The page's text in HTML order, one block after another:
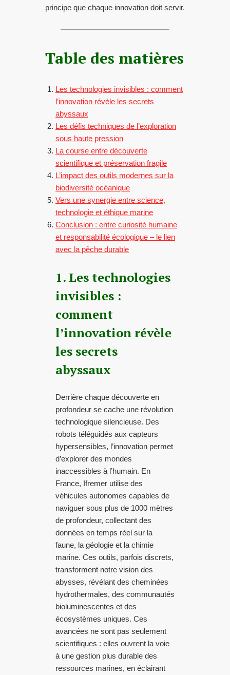
principe que chaque innovation doit servir.
Table des matières
Les technologies invisibles : comment
l’innovation révèle les secrets
abyssaux
Les défis techniques de l’exploration
sous haute pression
La course entre découverte
scientifique et préservation fragile
L’impact des outils modernes sur la
biodiversité océanique
Vers une synergie entre science,
technologie et éthique marine
Conclusion : entre curiosité humaine
et responsabilité écologique – le lien
avec la pêche durable
1. Les technologies
invisibles :
comment
l’innovation révèle
les secrets
abyssaux
Derrière chaque découverte en
profondeur se cache une révolution
technologique silencieuse. Des
robots téléguidés aux capteurs
hypersensibles, l’innovation permet
d’explorer des mondes
inaccessibles à l’humain. En
France, Ifremer utilise des
véhicules autonomes capables de
naviguer sous plus de 1000 mètres
de profondeur, collectant des
données en temps réel sur la
faune, la géologie et la chimie
marine. Ces outils, parfois discrets,
transforment notre vision des
abysses, révélant des cheminées
hydrothermales, des communautés
bioluminescentes et des
écosystèmes uniques. Ces
avancées ne sont pas seulement
scientifiques : elles ouvrent la voie
à une gestion plus durable des
ressources marines, en éclairant